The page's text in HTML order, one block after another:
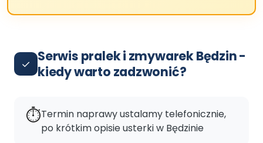
✓ Serwis pralek i zmywarek Będzin -
kiedy warto zadzwonić?
⏱️Termin naprawy ustalamy telefonicznie,
po krótkim opisie usterki w Będzinie